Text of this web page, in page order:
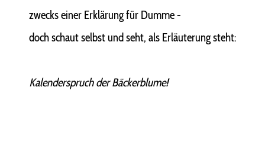
zwecks einer Erklärung für Dumme -
doch schaut selbst und seht, als Erläuterung steht:
Kalenderspruch der Bäckerblume!